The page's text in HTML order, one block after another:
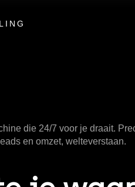
die 24/7 voor je draait.
en omzet, welteverstaan.